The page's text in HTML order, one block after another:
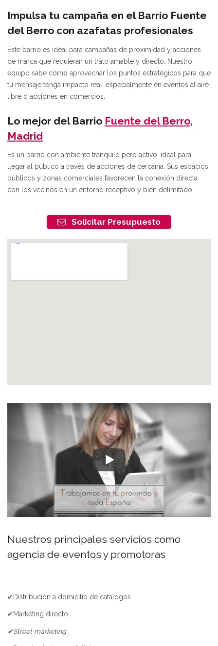
Impulsa tu campaña en el Barrio Fuente
del Berro con azafatas profesionales
Este barrio es ideal para campañas de proximidad y acciones
de marca que requieran un trato amable y directo. Nuestro
equipo sabe cómo aprovechar los puntos estratégicos para que
tu mensaje tenga impacto real, especialmente en eventos al aire
libre o acciones en comercios.
Lo mejor del Barrio Fuente del Berro,
Madrid
Es un barrio con ambiente tranquilo pero activo, ideal para
llegar al público a través de acciones de cercanía. Sus espacios
públicos y zonas comerciales favorecen la conexión directa
con los vecinos en un entorno receptivo y bien delimitado.
Solicitar Presupuesto
Nuestros principales servicios como
agencia de eventos y promotoras
✔Distribución a domicilio de catálogos
✔Marketing directo
✔Street marketing